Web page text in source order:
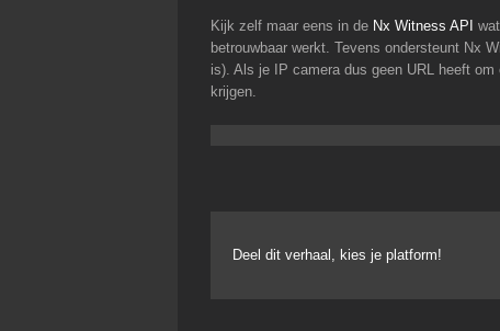
Kijk zelf maar eens in de Nx Witness API
betrouwbaar werkt. Tevens ondersteunt Nx
is). Als je IP camera dus geen URL heeft
krijgen.
Deel dit verhaal, kies je platform!